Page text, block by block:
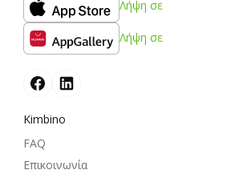
Λήψη σε
Λήψη σε
Kimbino
FAQ
Επικοινωνία